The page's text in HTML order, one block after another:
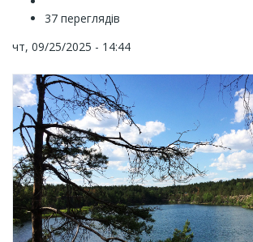
37 переглядів
чт, 09/25/2025 - 14:44